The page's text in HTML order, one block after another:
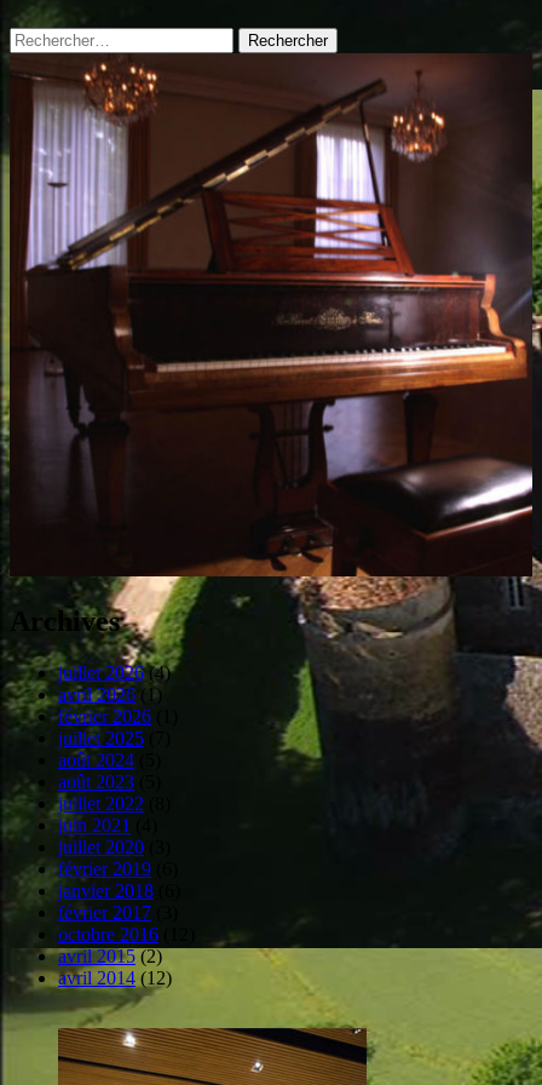
Rechercher :
Archives
juillet 2026(4)
avril 2026 (1)
février 2026
juillet 2025
août 2024
août 2023
juillet 2022
juin 2021
juillet 2020
février 2019
janvier 2018
février 2017
octobre 2016
avril 2015 (2)
avril 2014 (12)